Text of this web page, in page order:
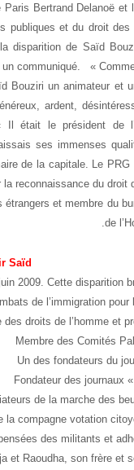
Bertrand Delanoë et
et du droit des
disparition de Saïd
communiqué. «
Bouziri un animateur et
ardent,
était le président de
ses immenses
de la capitale. Le
reconnaissance du droit
et membre du
de
Saïd
2009. Cette disparition
de l’immigration
droits de l’homme et
Membre des Comités
Un des fondateurs du
des journaux «
de la marche des
compagne votation
des militants et
et Raoudha, son frère et